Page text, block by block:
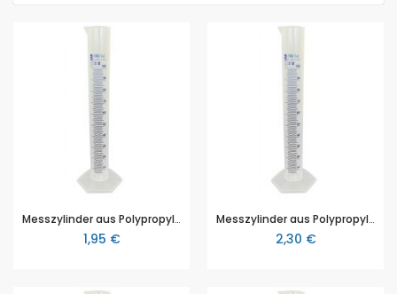
Messzylinder aus Polypropylen (PP), 10ml, mit blauer aufgedruckter Skala
1,95 €
Messzylinder aus Polypropylen (PP), 25 ml, mit blauer aufgedruckter Skala
2,30 €